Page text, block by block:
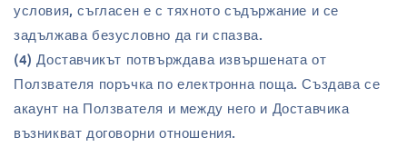
условия, съгласен е с тяхното съдържание и се
задължава безусловно да ги спазва.
(4) Доставчикът потвърждава извършената от
Ползвателя поръчка по електронна поща. Създава се
акаунт на Ползвателя и между него и Доставчика
възникват договорни отношения.